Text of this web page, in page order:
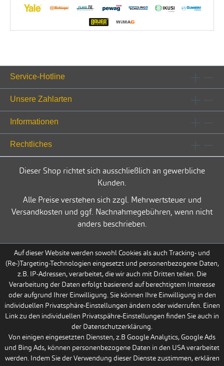
Service-Hotline
Unsere Zahlarten
Informationen
Rechtliches
Dieser Shop richtet sich ausschließlich an gewerbliche
Kunden.
Alle Preise verstehen sich zzgl. Mehrwertsteuer und
Versandkosten und ggf. Nachnahmegebühren, wenn nicht
anders beschrieben.
Auf dieser Website werden sowohl Cookies als auch Tracking- und
(Re-)Targeting-Technologien eingesetzt und personenbezogene Daten,
z.B. IP-Adressen, verarbeitet, die wir auch mit Dritten teilen. Die
Verarbeitung der Daten erfolgt basierend auf berechtigtem Interesse
oder aufgrund Ihrer Einwilligung. Sie können Ihre Einwilligung in den
individuellen Privatsphäre-Einstellungen ändern oder widerrufen. Einen
Link zu den individuellen Privatspähre-Einstellungen finden Sie auch in
der Datenschutzerklärung.
Von einigen eingesetzten Diensten, z.B Google Analytics, Google Ads
und Bing Ads, können personenbezogene Daten in den USA verarbeitet
werden. Indem Sie der Verwendung dieser Dienste zustimmen, erklären